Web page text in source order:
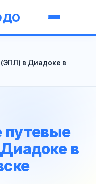
в Диадоке в
путевые
в